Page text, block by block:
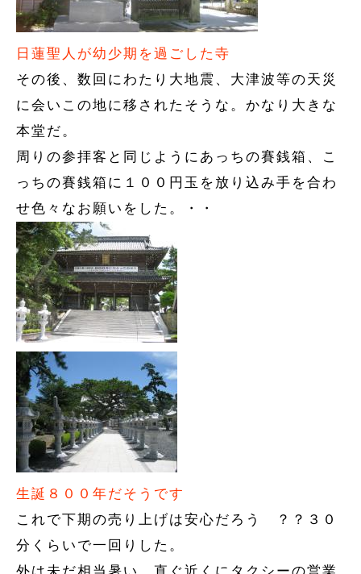
日蓮聖人が幼少期を過ごした寺
その後、数回にわたり大地震、大津波等の天災
に会いこの地に移されたそうな。かなり大きな
本堂だ。
周りの参拝客と同じようにあっちの賽銭箱、こ
っちの賽銭箱に１００円玉を放り込み手を合わ
せ色々なお願いをした。・・
生誕８００年だそうです
これで下期の売り上げは安心だろう
？？３０
分くらいで一回りした。